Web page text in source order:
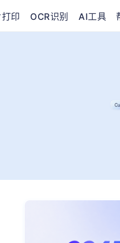
印 OCR识别 AI工具